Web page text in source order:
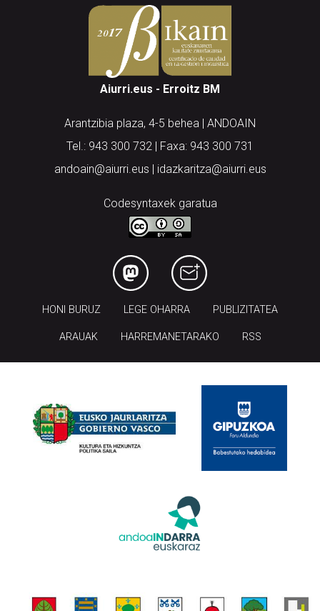
Aiurri.eus - Erroitz BM
Arantzibia plaza, 4-5 behea | ANDOAIN
Tel.: 943 300 732 | Faxa: 943 300 731
andoain@aiurri.eus | idazkaritza@aiurri.eus
Codesyntaxek garatua
HONI BURUZ LEGE OHARRA PUBLIZITATEA
ARAUAK HARREMANETARAKO RSS